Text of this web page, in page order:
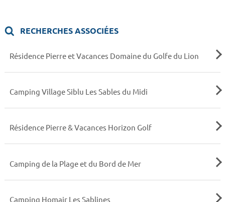
RECHERCHES ASSOCIÉES
Résidence Pierre et Vacances Domaine du Golfe du Lion
Camping Village Siblu Les Sables du Midi
Résidence Pierre & Vacances Horizon Golf
Camping de la Plage et du Bord de Mer
Camping Homair Les Sablines